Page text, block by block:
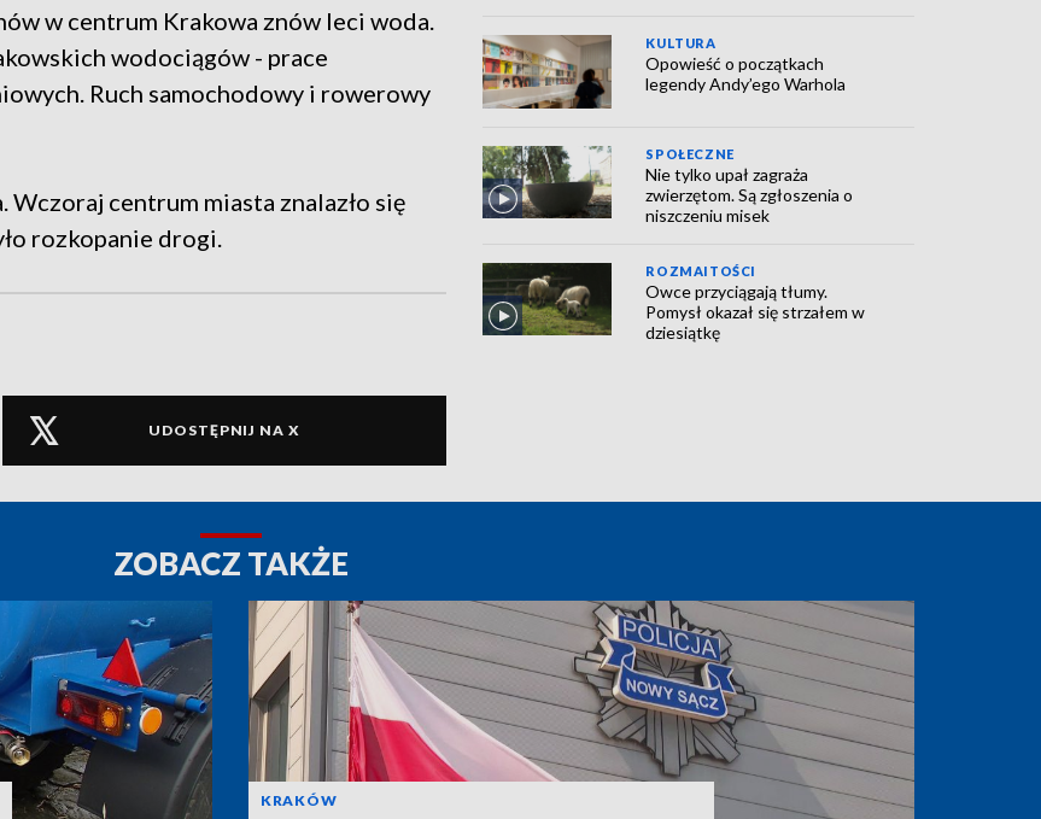
w centrum Krakowa znów leci woda.
wodociągów - prace
Ruch samochodowy i rowerowy
Wczoraj centrum miasta znalazło się
rozkopanie drogi.
UDOSTĘPNIJ NA X
KULTURA
Opowieść o początkach
legendy Andy’ego Warhola
SPOŁECZNE
Nie tylko upał zagraża
zwierzętom. Są zgłoszenia o
niszczeniu misek
ROZMAITOŚCI
Owce przyciągają tłumy.
Pomysł okazał się strzałem w
dziesiątkę
ZOBACZ TAKŻE
KRAKÓW